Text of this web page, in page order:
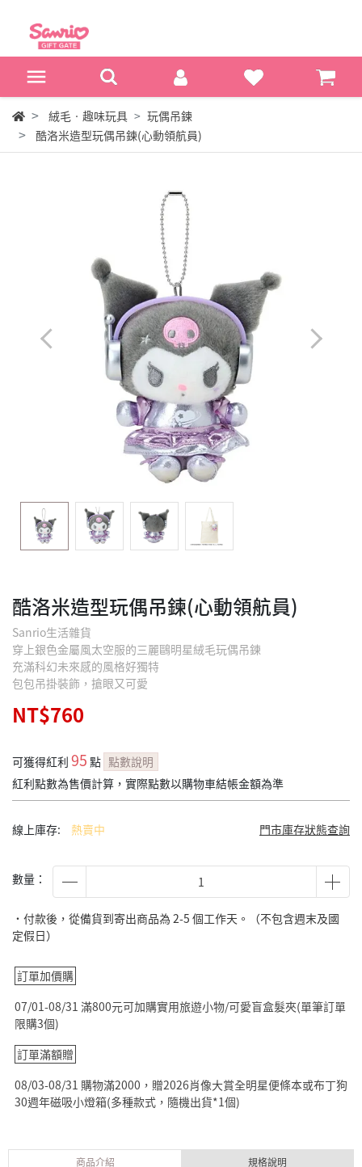
絨毛‧趣味玩具
玩偶吊鍊
酷洛米造型玩偶吊鍊(心動領航員)
酷洛米造型玩偶吊鍊(心動領航員)
Sanrio生活雜貨
穿上銀色金屬風太空服的三麗鷗明星絨毛玩偶吊鍊
充滿科幻未來感的風格好獨特
包包吊掛裝飾，搶眼又可愛
NT$760
可獲得紅利 95 點 點數說明
紅利點數為售價計算，實際點數以購物車結帳金額為準
線上庫存: 熱賣中 門市庫存狀態查詢
數量：
˙付款後，從備貨到寄出商品為 2-5 個工作天。（不包含週末及國
定假日）
訂單加價購
07/01-08/31 滿800元可加購實用旅遊小物/可愛盲盒髮夾(單筆訂單
限購3個)
訂單滿額贈
08/03-08/31 購物滿2000，贈2026肖像大賞全明星便條本或布丁狗
30週年磁吸小燈箱(多種款式，隨機出貨*1個)
商品介紹 規格說明